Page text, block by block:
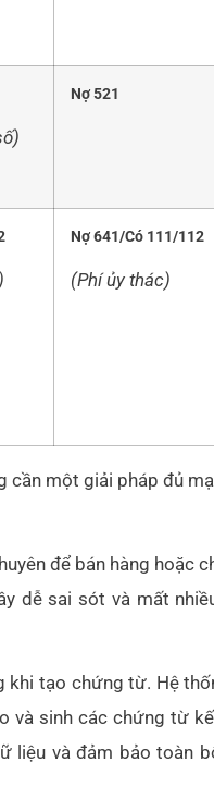
Nợ 521
Nợ 641/Có 111/112
(Phí ủy thác)
cần một giải pháp đủ
để bán hàng hoặc
dễ sai sót và mất
khi tạo chứng từ. Hệ
và sinh các chứng từ
liệu và đảm bảo toàn